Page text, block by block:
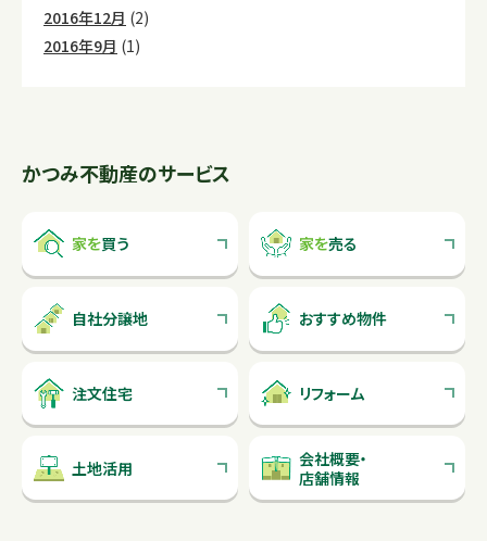
2016年12月 (2)
2016年9月 (1)
かつみ不動産のサービス
家を買う 家を売る
自社分譲地 おすすめ物件
注文住宅 リフォーム
土地活用 会社概要・
店舗情報